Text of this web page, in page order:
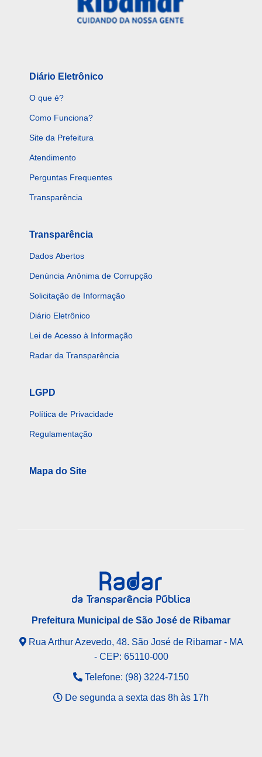
Diário Eletrônico
O que é?
Como Funciona?
Site da Prefeitura
Atendimento
Perguntas Frequentes
Transparência
Transparência
Dados Abertos
Denúncia Anônima de Corrupção
Solicitação de Informação
Diário Eletrônico
Lei de Acesso à Informação
Radar da Transparência
LGPD
Política de Privacidade
Regulamentação
Mapa do Site
Prefeitura Municipal de São José de Ribamar
Rua Arthur Azevedo, 48. São José de Ribamar - MA
- CEP: 65110-000
Telefone: (98) 3224-7150
De segunda a sexta das 8h às 17h